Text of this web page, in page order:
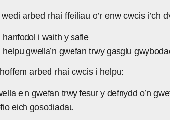
arbed rhai ffeiliau o’r enw cwcis i’ch
hanfodol i waith y safle
helpu gwella’n gwefan trwy gasglu
arbed rhai cwcis i helpu:
ein gwefan trwy fesur y defnydd o’n
eich gosodiadau